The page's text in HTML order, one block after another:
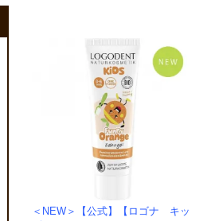
＜NEW＞【公式】【ロゴナ キッ